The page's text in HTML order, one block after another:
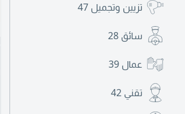
تزيين وتجميل 47
سائق 28
عمال 39
تقني 42